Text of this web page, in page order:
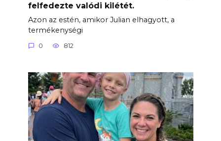
felfedezte valódi kilétét.
Azon az estén, amikor Julian elhagyott, a
termékenységi
0 812